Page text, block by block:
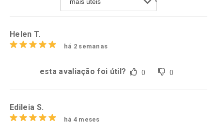
Comprar sem Desconto
Por R$ 20,24/cada
Comprar sem Desconto
Por R$ 21,86/cada
Helen T.
há 2 semanas
esta avaliação foi útil? 0 0
Edileia S.
há 4 meses